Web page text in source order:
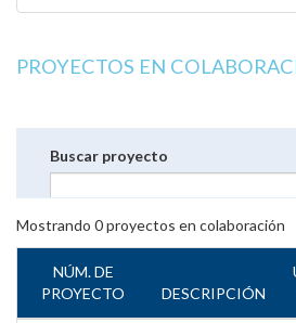
PROYECTOS EN
Buscar proyecto
Mostrando 0proyectos en colaboración
NÚM. DE
PROYECTO
DESCRIPCIÓN